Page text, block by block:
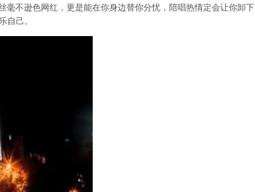
毫不逊色网红，更是能在你身边替你分忧，陪唱热情定会让你卸下
自己。